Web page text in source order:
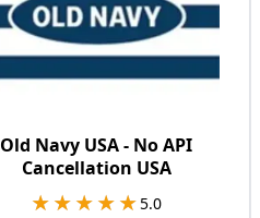
Old Navy USA - No API
Cancellation USA
★★★★★
★★★★★5.0